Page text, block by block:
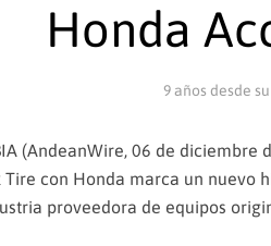
Honda
9 años desde
(AndeanWire, 06 de
Tire con Honda marca un nuevo
proveedora de equipos